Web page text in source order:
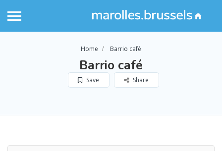
Home Barrio café
Barrio café
Save Share